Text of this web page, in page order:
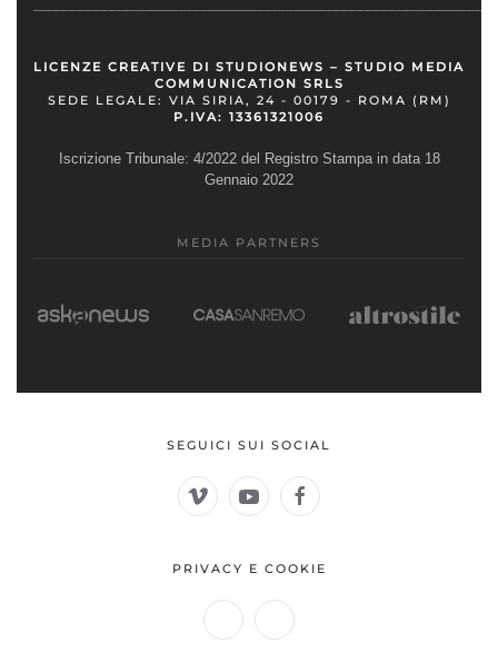
LICENZE CREATIVE DI STUDIONEWS – STUDIO MEDIA
COMMUNICATION SRLS
SEDE LEGALE: VIA SIRIA, 24 - 00179 - ROMA (RM)
P.IVA: 13361321006
Iscrizione Tribunale: 4/2022 del Registro Stampa in data 18
Gennaio 2022
MEDIA PARTNERS
SEGUICI SUI SOCIAL
PRIVACY E COOKIE